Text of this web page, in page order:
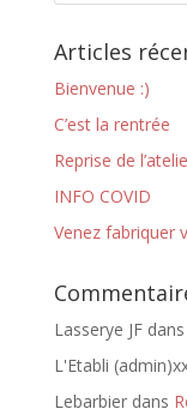
Articles
Bienvenue :)
C’est la rentrée
Reprise de
INFO COVID
Venez fabriquer
Lasserye JFdans
L'Etabli
Lebarbierdans